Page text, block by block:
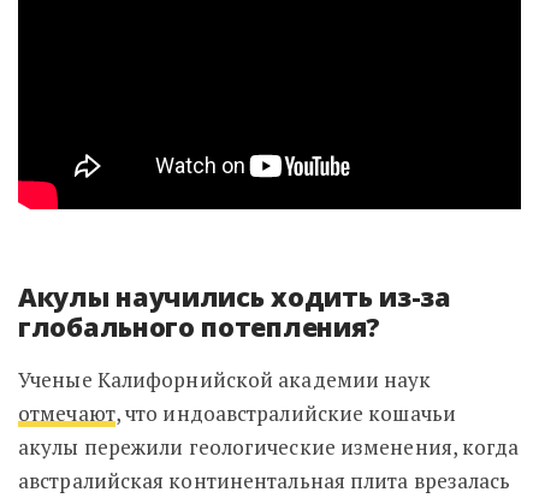
Акулы научились ходить из-за
глобального потепления?
Ученые Калифорнийской академии наук
отмечают,что индоавстралийские кошачьи
акулы пережили геологические изменения, когда
австралийская континентальная плита врезалась